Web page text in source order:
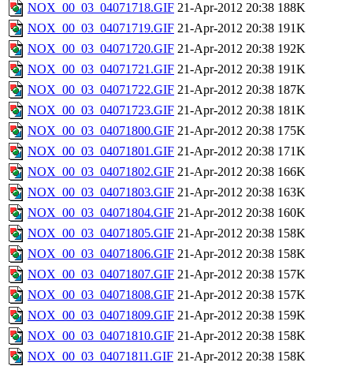
NOX_00_03_04071718.GIF 21-Apr-2012 20:38 188K
NOX_00_03_04071719.GIF 21-Apr-2012 20:38 191K
NOX_00_03_04071720.GIF 21-Apr-2012 20:38 192K
NOX_00_03_04071721.GIF 21-Apr-2012 20:38 191K
NOX_00_03_04071722.GIF 21-Apr-2012 20:38 187K
NOX_00_03_04071723.GIF 21-Apr-2012 20:38 181K
NOX_00_03_04071800.GIF 21-Apr-2012 20:38 175K
NOX_00_03_04071801.GIF 21-Apr-2012 20:38 171K
NOX_00_03_04071802.GIF 21-Apr-2012 20:38 166K
NOX_00_03_04071803.GIF 21-Apr-2012 20:38 163K
NOX_00_03_04071804.GIF 21-Apr-2012 20:38 160K
NOX_00_03_04071805.GIF 21-Apr-2012 20:38 158K
NOX_00_03_04071806.GIF 21-Apr-2012 20:38 158K
NOX_00_03_04071807.GIF 21-Apr-2012 20:38 157K
NOX_00_03_04071808.GIF 21-Apr-2012 20:38 157K
NOX_00_03_04071809.GIF 21-Apr-2012 20:38 159K
NOX_00_03_04071810.GIF 21-Apr-2012 20:38 158K
NOX_00_03_04071811.GIF 21-Apr-2012 20:38 158K